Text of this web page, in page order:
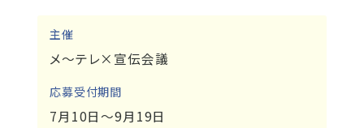
主催
メ～テレ×宣伝会議
応募受付期間
7月10日～9月19日